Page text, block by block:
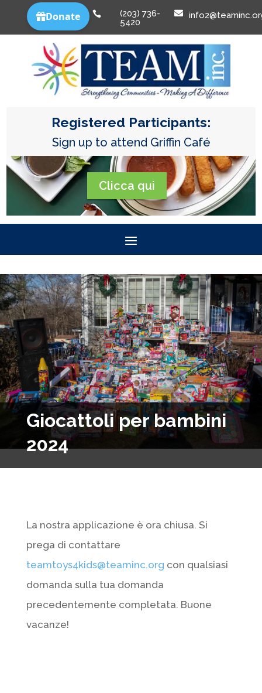

(203) 736-
5420

Registered Participants:
Sign up to attend Griffin Café
Clicca qui
Giocattoli per bambini
2024
La nostra applicazione è ora chiusa. Si
prega di contattare
teamtoys4kids@teaminc.org con qualsiasi
domanda sulla tua domanda
precedentemente completata. Buone
vacanze!